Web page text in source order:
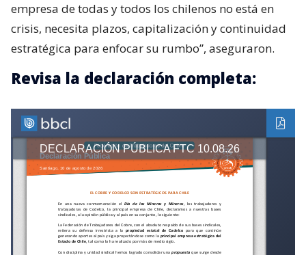
empresa de todas y todos los chilenos no está en
crisis, necesita plazos, capitalización y continuidad
estratégica para enfocar su rumbo”, aseguraron.
Revisa la declaración completa: